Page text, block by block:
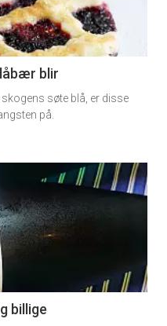
blir
søte blå, er disse
på.
billige